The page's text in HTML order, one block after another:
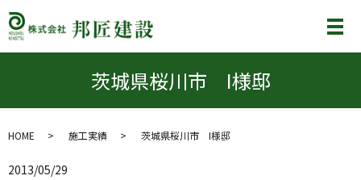
メ
茨城県桜川市 I様邸
HOME 施工実績 茨城県桜川市 I様邸
2013/05/29